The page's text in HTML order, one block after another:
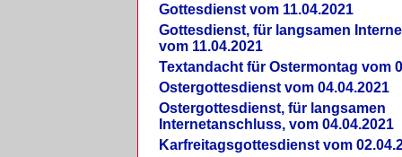
Gottesdienst vom 11.04.2021
Gottesdienst, für langsamen
vom 11.04.2021
Textandacht für Ostermontag vom
Ostergottesdienst vom 04.04.2021
Ostergottesdienst, für langsamen
Internetanschluss, vom 04.04.2021
Karfreitagsgottesdienst vom